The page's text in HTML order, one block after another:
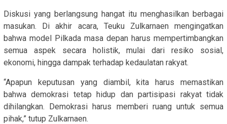
Diskusi yang berlangsung hangat itu menghasilkan berbagai
masukan. Di akhir acara, Teuku Zulkarnaen mengingatkan
bahwa model Pilkada masa depan harus mempertimbangkan
semua aspek secara holistik, mulai dari resiko sosial,
ekonomi, hingga dampak terhadap kedaulatan rakyat.
“Apapun keputusan yang diambil, kita harus memastikan
bahwa demokrasi tetap hidup dan partisipasi rakyat tidak
dihilangkan. Demokrasi harus memberi ruang untuk semua
pihak,” tutup Zulkarnaen.